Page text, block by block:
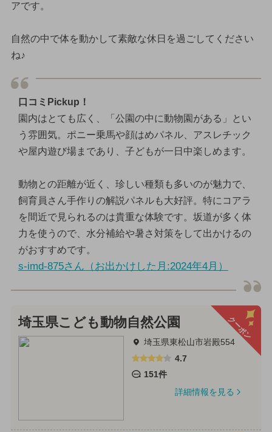
アです。
自然の中で体を動かして素敵な休日を過ごしてください
ね♪
口コミPickup！
園内はとても広く、「公園の中に動物園がある」とい
う雰囲気。ポニー乗馬や顔はめパネル、アスレチック
や屋内遊び場まであり、子どもが一日中楽しめます。
動物との距離が近く、珍しい種類も多いのが魅力で、
飼育員さん手作りの解説パネルも大好評。特にコアラ
を間近で見られるのは貴重な体験です。坂道が多く体
力を使うので、水分補給や暑さ対策をして出かけるの
がおすすめです。
s-imd-875さん（お出かけした月:2024年4月）
クーポン
埼玉県こども動物自然公園
埼玉県東松山市岩殿554
4.7
151件
詳細情報を見る